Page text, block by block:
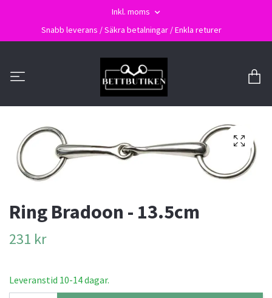
Inkl. moms
Snabb leverans / Säkra betalningar / Enkla returer
Ring Bradoon - 13.5cm
231 kr
Leveranstid 10-14 dagar.